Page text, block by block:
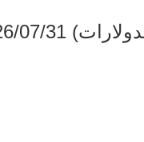
07/31